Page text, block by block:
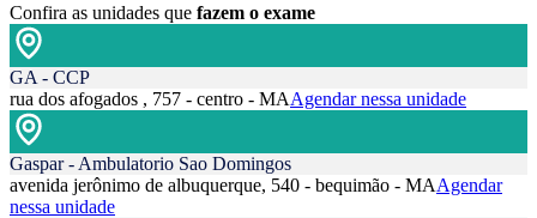
Confira as unidades que fazem o exame
GA - CCP
rua dos afogados , 757 - centro - MAAgendar nessa unidade
Gaspar - Ambulatorio Sao Domingos
avenida jerônimo de albuquerque, 540 - bequimão - MAAgendar
nessa unidade